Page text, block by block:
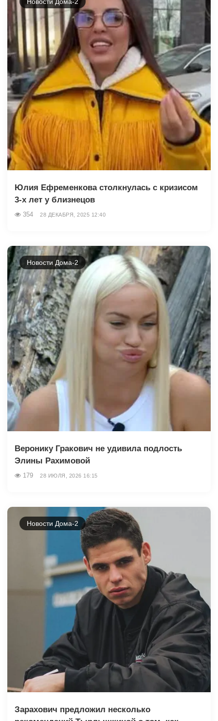
Юлия Ефременкова столкнулась с кризисом
3-х лет у близнецов
354 28 ДЕКАБРЯ, 2025 12:40
Новости Дома-2
Веронику Гракович не удивила подлость
Элины Рахимовой
179 28 ИЮЛЯ, 2026 16:15
Новости Дома-2
Зарахович предложил несколько